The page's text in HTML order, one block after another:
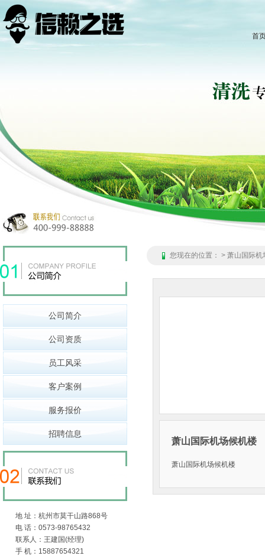
首
地 址：杭州市莫干山路868号
电 话：0573-98765432
联系人：王建国(经理)
手 机：15887654321
公司简介
公司资质
员工风采
客户案例
服务报价
招聘信息
您现在的位置： > 萧山国际机
萧山国际机场候机楼
萧山国际机场候机楼